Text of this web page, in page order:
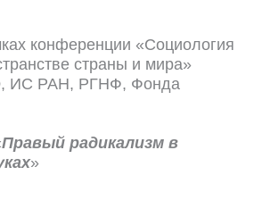
конференции «Социология
страны и мира»
ИС РАН, РГНФ, Фонда
Правый радикализм в
»